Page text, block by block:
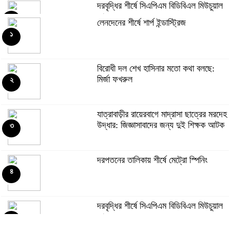
দরবৃদ্ধির শীর্ষে সিএপিএম বিডিবিএল মিউচুয়াল
ফান্ড
৫
৬
বিএসইসি
৭
৮
প্রধানমন্ত্রী
৯
লেনদেনের শীর্ষে শার্প ইন্ডাস্ট্রিজ
১
বিরোধী দল শেখ হাসিনার মতো কথা বলছে:
মির্জা ফখরুল
২
যাত্রাবাড়ীর রায়েরবাগে মাদ্রাসা ছাত্রের মরদেহ
উদ্ধার: জিজ্ঞাসাবাদের জন্য দুই শিক্ষক আটক
৩
দরপতনের তালিকায় শীর্ষে মেট্রো স্পিনিং
৪
দরবৃদ্ধির শীর্ষে সিএপিএম বিডিবিএল মিউচুয়াল
ফান্ড